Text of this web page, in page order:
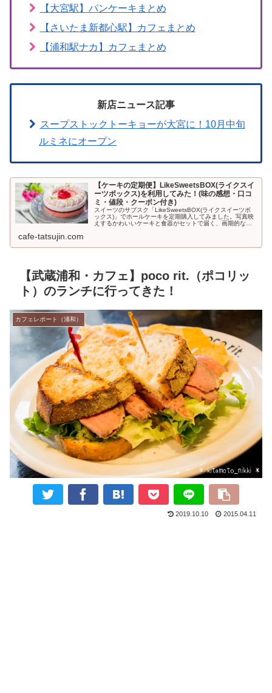
【大宮駅】パンケーキまとめ
【さいたま新都心駅】カフェまとめ
【浦和駅ナカ】カフェまとめ
新店ニュース記事
スープストックトーキョーが大宮に！10月中旬
ルミネにオープン
【ケーキの定期便】LikeSweetsBOX(ライクスイ
ーツボックス)を利用してみた！(味の感想・口コ
ミ・値段・クーポン付き)
スイーツのサブスク「LikeSweetsBOX(ライクスイーツボ
ックス)」でホールケーキを定期購入してみました。写真映
えするかわいいケーキと食器がセットで届く、画期的なサ
cafe-tatsujin.com
【武蔵浦和・カフェ】poco rit.（ポコリッ
ト）のランチに行ってきた！
カフェレポート（浦和）
2019.10.10 2015.04.11